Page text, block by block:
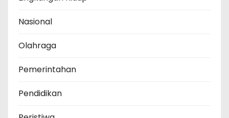
Nasional
Olahraga
Pemerintahan
Pendidikan